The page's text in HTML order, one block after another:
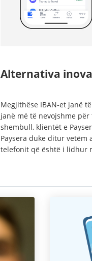
Alternativa
Megjithëse IBAN-et janë
janë më të nevojshme
shembull, klientët e
Paysera duke ditur vetëm
telefonit që është i lidhur